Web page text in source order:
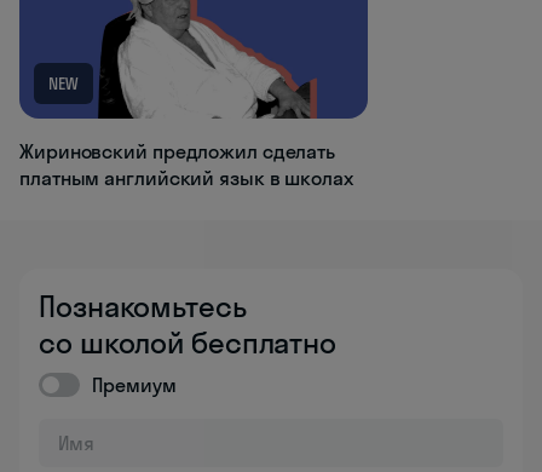
NEW
Жириновский предложил сделать
платным английский язык в школах
Познакомьтесь
со школой бесплатно
Премиум